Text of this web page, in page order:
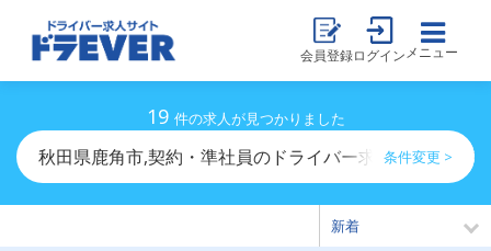
会員登録ログイン メニュー
19 件の求人が見つかりました
秋田県鹿角市,契約・準社員のドライバー求人・運転手求
条件変更 >